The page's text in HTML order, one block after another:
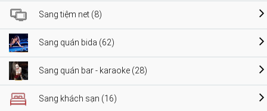
Sang tiệm net (8)
Sang quán bida (62)
Sang quán bar - karaoke (28)
Sang khách sạn (16)